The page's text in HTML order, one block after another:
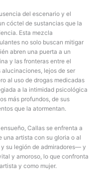
del escenario y el
cóctel de sustancias que la
Esta mezcla
no solo buscan mitigar
abren una puerta a un
y las fronteras entre el
lejos de ser
al uso de drogas medicadas
a la intimidad psicológica
más profundos, de sus
que la atormentan.
Callas se enfrenta a
artista con su gloria o al
su legión de admiradores— y
y amoroso, lo que confronta
y como mujer.